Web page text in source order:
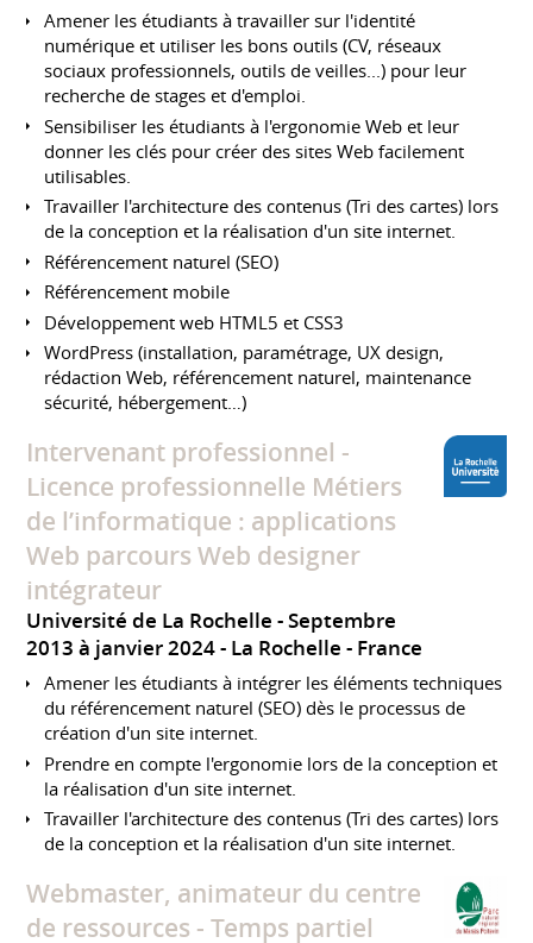
Amener les étudiants à travailler sur l'identité
numérique et utiliser les bons outils (CV, réseaux
sociaux professionnels, outils de veilles...) pour leur
recherche de stages et d'emploi.
Sensibiliser les étudiants à l'ergonomie Web et leur
donner les clés pour créer des sites Web facilement
utilisables.
Travailler l'architecture des contenus (Tri des cartes) lors
de la conception et la réalisation d'un site internet.
Référencement naturel (SEO)
Référencement mobile
Développement web HTML5 et CSS3
WordPress (installation, paramétrage, UX design,
rédaction Web, référencement naturel, maintenance
sécurité, hébergement…)
Intervenant professionnel -
Licence professionnelle Métiers
de l’informatique : applications
Web parcours Web designer
intégrateur
Université de La Rochelle
Septembre
2013 à janvier 2024 La Rochelle France
Amener les étudiants à intégrer les éléments techniques
du référencement naturel (SEO) dès le processus de
création d'un site internet.
Prendre en compte l'ergonomie lors de la conception et
la réalisation d'un site internet.
Travailler l'architecture des contenus (Tri des cartes) lors
de la conception et la réalisation d'un site internet.
Webmaster, animateur du centre
de ressources - Temps partiel